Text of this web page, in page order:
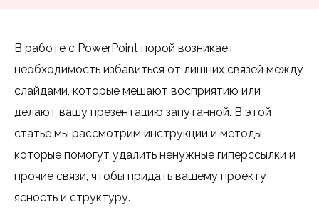
В работе с PowerPoint порой возникает
необходимость избавиться от лишних связей между
слайдами, которые мешают восприятию или
делают вашу презентацию запутанной. В этой
статье мы рассмотрим инструкции и методы,
которые помогут удалить ненужные гиперссылки и
прочие связи, чтобы придать вашему проекту
ясность и структуру.